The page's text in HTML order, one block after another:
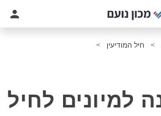
חיל המודיעין
למיונים לחיל